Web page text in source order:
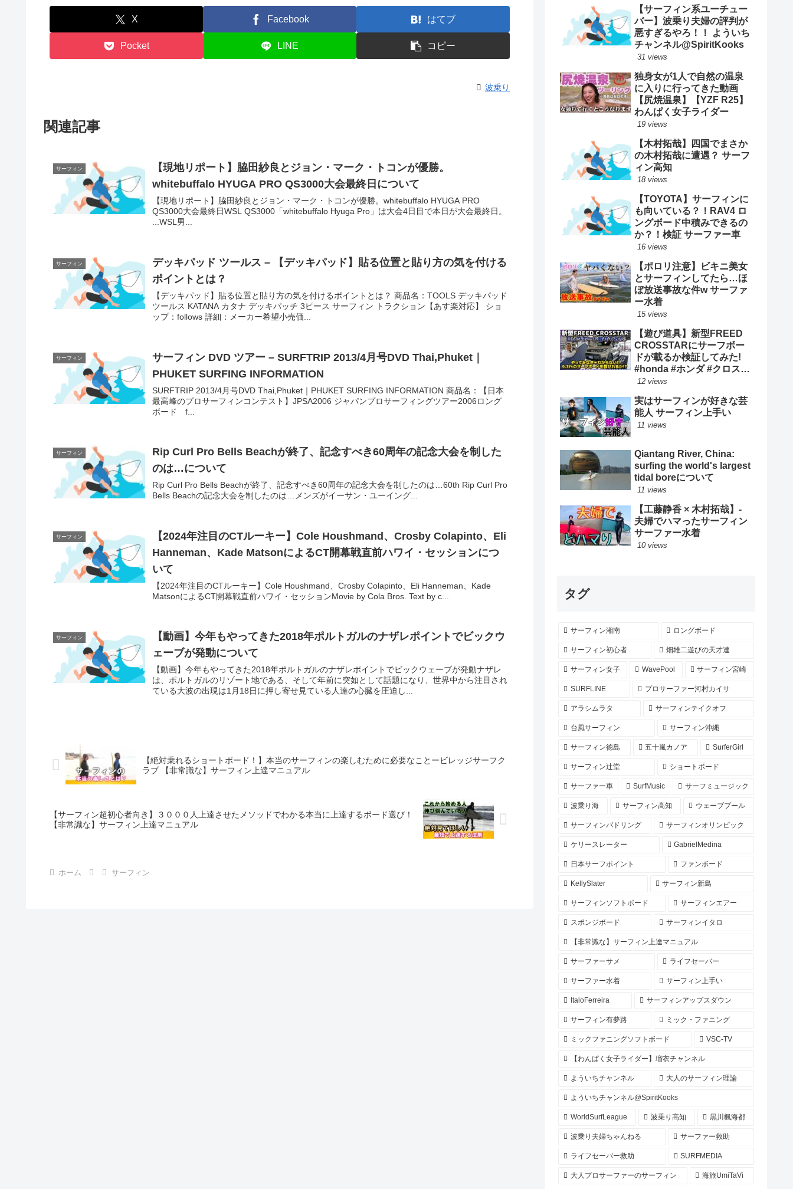
X Facebook はてブ
Pocket LINE コピー
波乗り
関連記事
サーフィン
【現地リポート】脇田紗良とジョン・マーク・トコンが優勝。
whitebuffalo HYUGA PRO QS3000大会最終日について
【現地リポート】脇田紗良とジョン・マーク・トコンが優勝。whitebuffalo HYUGA PRO
QS3000大会最終日WSL QS3000「whitebuffalo Hyuga Pro」は大会4日目で本日が大会最終日。
...WSL男...
サーフィン
デッキパッド ツールス – 【デッキパッド】貼る位置と貼り方の気を付ける
ポイントとは？
【デッキパッド】貼る位置と貼り方の気を付けるポイントとは？ 商品名：TOOLS デッキパッド
ツールス KATANA カタナ デッキパッチ 3ピース サーフィン トラクション【あす楽対応】 ショ
ップ：follows 詳細：メーカー希望小売価...
サーフィン
サーフィン DVD ツアー – SURFTRIP 2013/4月号DVD Thai,Phuket｜
PHUKET SURFING INFORMATION
SURFTRIP 2013/4月号DVD Thai,Phuket｜PHUKET SURFING INFORMATION 商品名：【日本
最高峰のプロサーフィンコンテスト】JPSA2006 ジャパンプロサーフィングツアー2006ロング
ボード f...
サーフィン
Rip Curl Pro Bells Beachが終了、記念すべき60周年の記念大会を制した
のは…について
Rip Curl Pro Bells Beachが終了、記念すべき60周年の記念大会を制したのは…60th Rip Curl Pro
Bells Beachの記念大会を制したのは…メンズがイーサン・ユーイング...
サーフィン
【2024年注目のCTルーキー】Cole Houshmand、Crosby Colapinto、Eli
Hanneman、Kade MatsonによるCT開幕戦直前ハワイ・セッションにつ
いて
【2024年注目のCTルーキー】Cole Houshmand、Crosby Colapinto、Eli Hanneman、Kade
MatsonによるCT開幕戦直前ハワイ・セッションMovie by Cola Bros. Text by c...
サーフィン
【動画】今年もやってきた2018年ポルトガルのナザレポイントでビックウ
ェーブが発動について
【動画】今年もやってきた2018年ポルトガルのナザレポイントでビックウェーブが発動ナザレ
は、ポルトガルのリゾート地である、そして年前に突如として話題になり、世界中から注目され
ている大波の出現は1月18日に押し寄せ見ている人達の心臓を圧迫し...
【絶対乗れるショートボード！】本当のサーフィンの楽しむために必要なことービレッジサーフク
ラブ 【非常識な】サーフィン上達マニュアル
【サーフィン超初心者向き】３０００人上達させたメソッドでわかる本当に上達するボード選び！
【非常識な】サーフィン上達マニュアル
ホーム サーフィン
【サーフィン系ユーチュー
バー】波乗り夫婦の評判が
悪すぎるやろ！！ よういち
チャンネル@SpiritKooks
31 views
独身女が1人で自然の温泉
に入りに行ってきた動画
【尻焼温泉】【YZF R25】
わんぱく女子ライダー
19 views
【木村拓哉】四国でまさか
の木村拓哉に遭遇？ サーフ
ィン高知
18 views
【TOYOTA】サーフィンに
も向いている？！RAV4 ロ
ングボード中積みできるの
か？！検証 サーファー車
16 views
【ポロリ注意】ビキニ美女
とサーフィンしてたら…ほ
ぼ放送事故な件w サーファ
ー水着
15 views
【遊び道具】新型FREED
CROSSTARにサーフボー
ドが載るか検証してみた!
#honda #ホンダ #クロスタ
ー #car #freed #フリード #
ード
12 views
実はサーフィンが好きな芸
能人 サーフィン上手い
11 views
Qiantang River, China:
surfing the world's largest
tidal boreについて
11 views
【工藤静香 × 木村拓哉】-
夫婦でハマったサーフィン
サーファー水着
10 views
タグ
サーフィン湘南 ロングボード
サーフィン初心者 畑雄二遊びの天才達
サーフィン女子 WavePool サーフィン宮崎
SURFLINE プロサーファー河村カイサ
アラシムラタ サーフィンテイクオフ
台風サーフィン サーフィン沖縄
サーフィン徳島 五十嵐カノア SurferGirl
サーフィン辻堂 ショートボード
サーファー車 SurfMusic サーフミュージック
波乗り海 サーフィン高知 ウェーブプール
サーフィンパドリング サーフィンオリンピック
ケリースレーター GabrielMedina
日本サーフポイント ファンボード
KellySlater サーフィン新島
サーフィンソフトボード サーフィンエアー
スポンジボード サーフィンイタロ
【非常識な】サーフィン上達マニュアル
サーファーサメ ライフセーバー
サーファー水着 サーフィン上手い
ItaloFerreira サーフィンアップスダウン
サーフィン有夢路 ミック・ファニング
ミックファニングソフトボード VSC-TV
【わんぱく女子ライダー】瑠衣チャンネル
よういちチャンネル 大人のサーフィン理論
よういちチャンネル@SpiritKooks
WorldSurfLeague 波乗り高知 黒川楓海都
波乗り夫婦ちゃんねる サーファー救助
ライフセーバー救助 SURFMEDIA
大人プロサーファーのサーフィン 海旅UmiTaVi